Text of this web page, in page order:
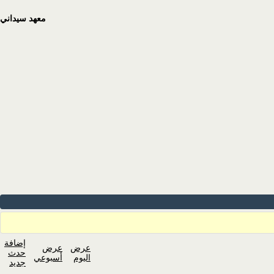
معهد سيداني
عرض
اليوم
عرض
أسبوعي
إضافة
حدث
جديد